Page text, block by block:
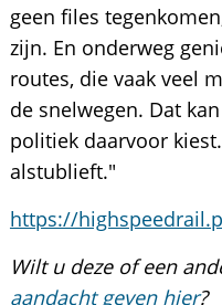
geen files
zijn. En onderweg
routes, die vaak veel
de snelwegen. Dat
politiek daarvoor
alstublieft."
https://
Wilt u deze of een
aandacht geven hier?